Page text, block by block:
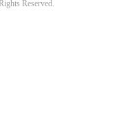
Reserved.